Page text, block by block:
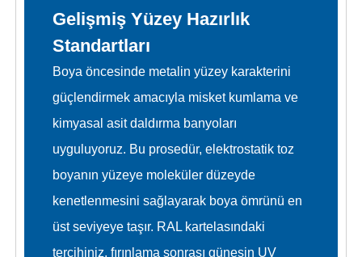
Gelişmiş Yüzey Hazırlık
Standartları
Boya öncesinde metalin yüzey karakterini
güçlendirmek amacıyla misket kumlama ve
kimyasal asit daldırma banyoları
uyguluyoruz. Bu prosedür, elektrostatik toz
boyanın yüzeye moleküler düzeyde
kenetlenmesini sağlayarak boya ömrünü en
üst seviyeye taşır. RAL kartelasındaki
tercihiniz, fırınlama sonrası güneşin UV